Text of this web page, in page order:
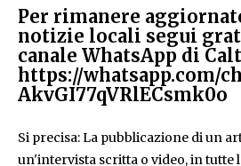
Per rimanere
notizie locali segui
canale WhatsApp di
https://whatsapp.com/
AkvGI77qVRlECsmk0o
Si precisa: La pubblicazione di un
un'intervista scritta o video, in tutte